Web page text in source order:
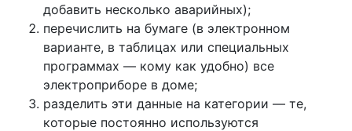
добавить несколько аварийных);
перечислить на бумаге (в электронном
варианте, в таблицах или специальных
программах — кому как удобно) все
электроприборе в доме;
разделить эти данные на категории — те,
которые постоянно используются